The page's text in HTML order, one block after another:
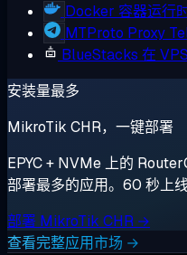
Docker 容器运行
MTProto Proxy
BlueStacks 在
安装量最多
MikroTik CHR，一键部署
EPYC + NVMe 上的
部署最多的应用。60 秒上线
部署 MikroTik CHR →
查看完整应用市场 →